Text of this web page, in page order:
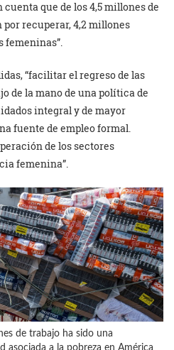
que de los 4,5 millones de
recuperar, 4,2 millones
femeninas”.
“facilitar el regreso de las
de la mano de una política de
integral y de mayor
fuente de empleo formal.
de los sectores
femenina”.
de trabajo ha sido una
asociada a la pobreza en América